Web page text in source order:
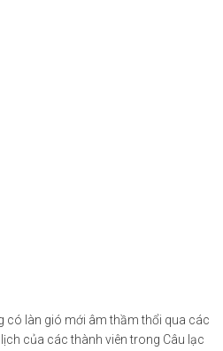
có làn gió mới âm thầm thổi qua các
của các thành viên trong Câu lạc